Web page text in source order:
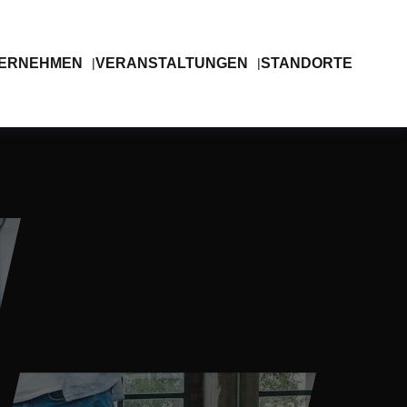
VERANSTALTUNGEN STANDORTE